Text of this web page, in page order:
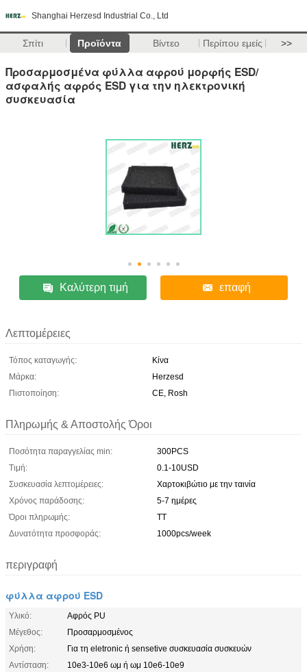
Shanghai Herzesd Industrial Co., Ltd
Σπίτι Προϊόντα Βίντεο Περίπου εμείς >>
Προσαρμοσμένα φύλλα αφρού μορφής ESD/
ασφαλής αφρός ESD για την ηλεκτρονική
συσκευασία
Καλύτερη τιμή επαφή
Λεπτομέρειες
Τόπος καταγωγής:
Κίνα
Μάρκα:
Herzesd
Πιστοποίηση:
CE, Rosh
Πληρωμής & Αποστολής Όροι
Ποσότητα παραγγελίας min:
300PCS
Τιμή:
0.1-10USD
Συσκευασία λεπτομέρειες:
Χαρτοκιβώτιο με την ταινία
Χρόνος παράδοσης:
5-7 ημέρες
Όροι πληρωμής:
TT
Δυνατότητα προσφοράς:
1000pcs/week
περιγραφή
φύλλα αφρού ESD
Υλικό:
Αφρός PU
Μέγεθος:
Προσαρμοσμένος
Χρήση:
Για τη eletronic ή sensetive συσκευασία συσκευών
Αντίσταση:
10e3-10e6 ωμ ή ωμ 10e6-10e9